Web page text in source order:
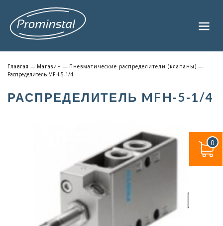
Главгая — Магазин — Пневматические распределители (клапаны) —
Распределитель MFH-5-1/4
РАСПРЕДЕЛИТЕЛЬ MFH-5-1/4
0